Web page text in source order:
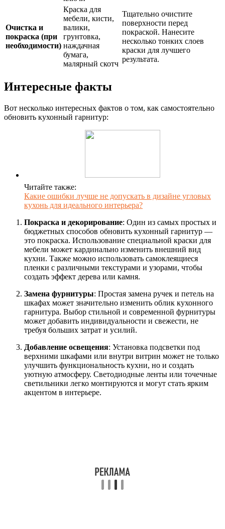
Очистка и
покраска (при
необходимости)
Краска для
мебели, кисти,
валики,
грунтовка,
наждачная
бумага,
малярный скотч
Тщательно очистите
поверхности перед
покраской. Нанесите
несколько тонких слоев
краски для лучшего
результата.
Интересные факты
Вот несколько интересных фактов о том, как самостоятельно
обновить кухонный гарнитур:
Читайте также:
Какие ошибки лучше не допускать в дизайне угловых
кухонь для идеального интерьера?
Покраска и декорирование: Один из самых простых и
бюджетных способов обновить кухонный гарнитур —
это покраска. Использование специальной краски для
мебели может кардинально изменить внешний вид
кухни. Также можно использовать самоклеящиеся
пленки с различными текстурами и узорами, чтобы
создать эффект дерева или камня.
Замена фурнитуры: Простая замена ручек и петель на
шкафах может значительно изменить облик кухонного
гарнитура. Выбор стильной и современной фурнитуры
может добавить индивидуальности и свежести, не
требуя больших затрат и усилий.
Добавление освещения: Установка подсветки под
верхними шкафами или внутри витрин может не только
улучшить функциональность кухни, но и создать
уютную атмосферу. Светодиодные ленты или точечные
светильники легко монтируются и могут стать ярким
акцентом в интерьере.